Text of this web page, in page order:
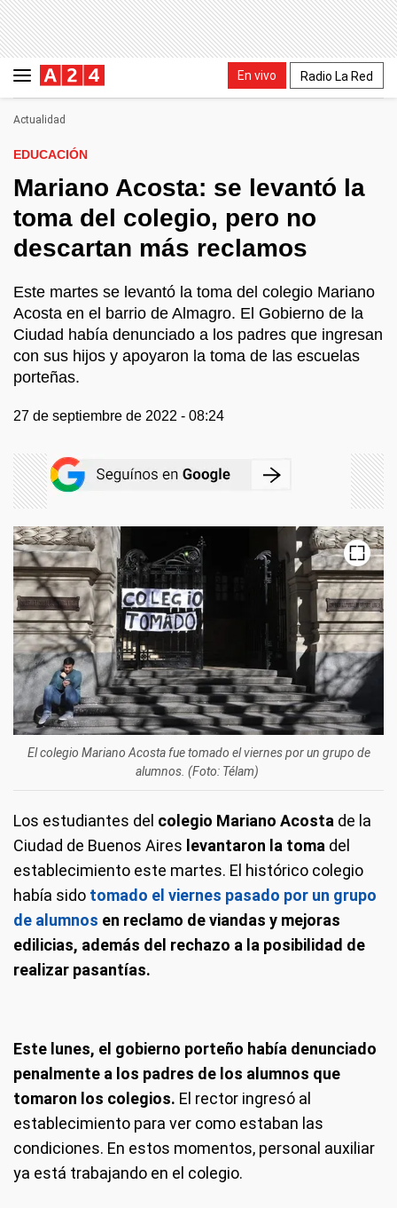
En vivo Radio La Red
Actualidad
EDUCACIÓN
Mariano Acosta: se levantó la
toma del colegio, pero no
descartan más reclamos
Este martes se levantó la toma del colegio Mariano
Acosta en el barrio de Almagro. El Gobierno de la
Ciudad había denunciado a los padres que ingresan
con sus hijos y apoyaron la toma de las escuelas
porteñas.
27 de septiembre de 2022 - 08:24
El colegio Mariano Acosta fue tomado el viernes por un grupo de
alumnos. (Foto: Télam)
Los estudiantes del colegio Mariano Acosta de la
Ciudad de Buenos Aires levantaron la toma del
establecimiento este martes. El histórico colegio
había sido tomado el viernes pasado por un grupo
de alumnos en reclamo de viandas y mejoras
edilicias, además del rechazo a la posibilidad de
realizar pasantías.
Este lunes, el gobierno porteño había denunciado
penalmente a los padres de los alumnos que
tomaron los colegios. El rector ingresó al
establecimiento para ver como estaban las
condiciones. En estos momentos, personal auxiliar
ya está trabajando en el colegio.